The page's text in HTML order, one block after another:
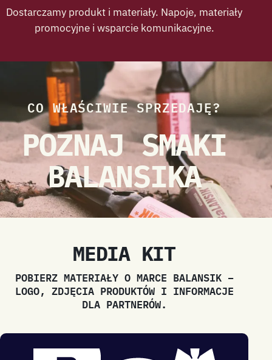
Dostarczamy produkt i materiały. Napoje, materiały
promocyjne i wsparcie komunikacyjne.
CO WŁAŚCIWIE SPRZEDAJĘ?
POZNAJ SMAKI
BALANSIKA
MEDIA KIT
POBIERZ MATERIAŁY O MARCE BALANSIK –
LOGO, ZDJĘCIA PRODUKTÓW I INFORMACJE
DLA PARTNERÓW.